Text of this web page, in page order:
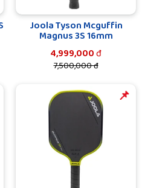
Joola Tyson Mcguffin
Magnus 3S 16mm
4,999,000đ
7,500,000 đ
️️📌